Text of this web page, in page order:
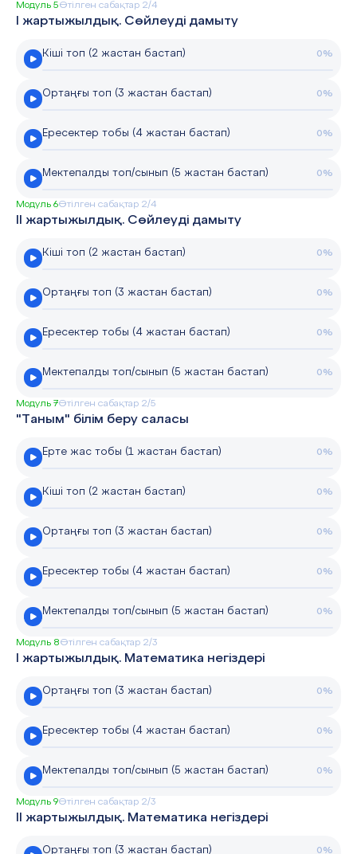
Модуль 5Өтілген сабақтар 2/4
I жартыжылдық. Сөйлеуді дамыту
Кіші топ (2 жастан бастап) 0%
Ортаңғы топ (3 жастан бастап) 0%
Ересектер тобы (4 жастан бастап) 0%
Мектепалды топ/сынып (5 жастан бастап) 0%
Модуль 6Өтілген сабақтар 2/4
II жартыжылдық. Сөйлеуді дамыту
Кіші топ (2 жастан бастап) 0%
Ортаңғы топ (3 жастан бастап) 0%
Ересектер тобы (4 жастан бастап) 0%
Мектепалды топ/сынып (5 жастан бастап) 0%
Модуль 7Өтілген сабақтар 2/5
"Таным" білім беру саласы
Ерте жас тобы (1 жастан бастап) 0%
Кіші топ (2 жастан бастап) 0%
Ортаңғы топ (3 жастан бастап) 0%
Ересектер тобы (4 жастан бастап) 0%
Мектепалды топ/сынып (5 жастан бастап) 0%
Модуль 8Өтілген сабақтар 2/3
І жартыжылдық. Математика негіздері
Ортаңғы топ (3 жастан бастап) 0%
Ересектер тобы (4 жастан бастап) 0%
Мектепалды топ/сынып (5 жастан бастап) 0%
Модуль 9Өтілген сабақтар 2/3
ІІ жартыжылдық. Математика негіздері
Ортаңғы топ (3 жастан бастап) 0%